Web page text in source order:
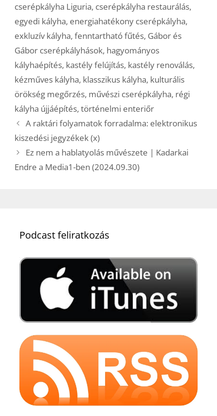
cserépkályha Liguria, cserépkályha restaurálás,
egyedi kályha, energiahatékony cserépkályha,
exkluzív kályha, fenntartható fűtés, Gábor és
Gábor cserépkályhások, hagyományos
kályhaépítés, kastély felújítás, kastély renoválás,
kézműves kályha, klasszikus kályha, kulturális
örökség megőrzés, művészi cserépkályha, régi
kályha újjáépítés, történelmi enteriőr
A raktári folyamatok forradalma: elektronikus
kiszedési jegyzékek (x)
Ez nem a hablatyolás művészete | Kadarkai
Endre a Media1-ben (2024.09.30)
Podcast feliratkozás